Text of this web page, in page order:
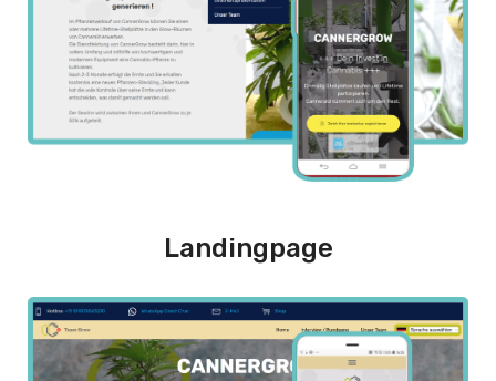
Landingpage